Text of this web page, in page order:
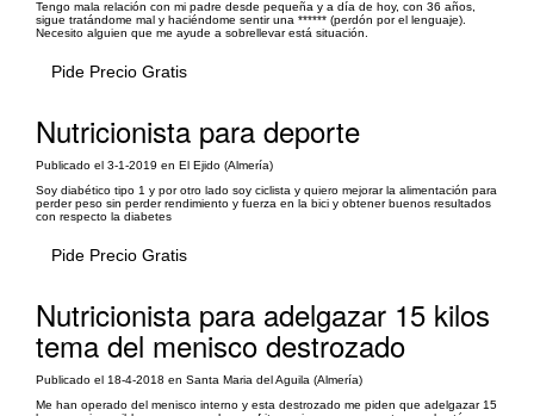
Tengo mala relación con mi padre desde pequeña y a día de hoy, con 36 años,
sigue tratándome mal y haciéndome sentir una ****** (perdón por el lenguaje).
Necesito alguien que me ayude a sobrellevar está situación.
Pide Precio Gratis
Nutricionista para deporte
Publicado el 3-1-2019 en El Ejido (Almería)
Soy diabético tipo 1 y por otro lado soy ciclista y quiero mejorar la alimentación para
perder peso sin perder rendimiento y fuerza en la bici y obtener buenos resultados
con respecto la diabetes
Pide Precio Gratis
Nutricionista para adelgazar 15 kilos
tema del menisco destrozado
Publicado el 18-4-2018 en Santa Maria del Aguila (Almería)
Me han operado del menisco interno y esta destrozado me piden que adelgazar 15